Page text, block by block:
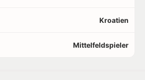
Kroatien
Mittelfeldspieler